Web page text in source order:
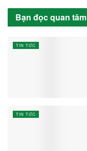
Bạn đọc quan tâm
TIN TỨC
TIN TỨC